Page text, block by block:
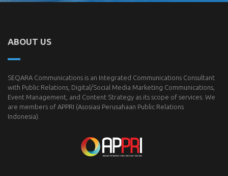
ABOUT US
SEQARA Communications is an Integrated Communications Consultant
with Public Relations, Digital/Social Media Marketing Communications,
Event Management, and Content Strategy as its scope of services. We
are members of APPRI (Asosiasi Perusahaan Public Relations
Indonesia).